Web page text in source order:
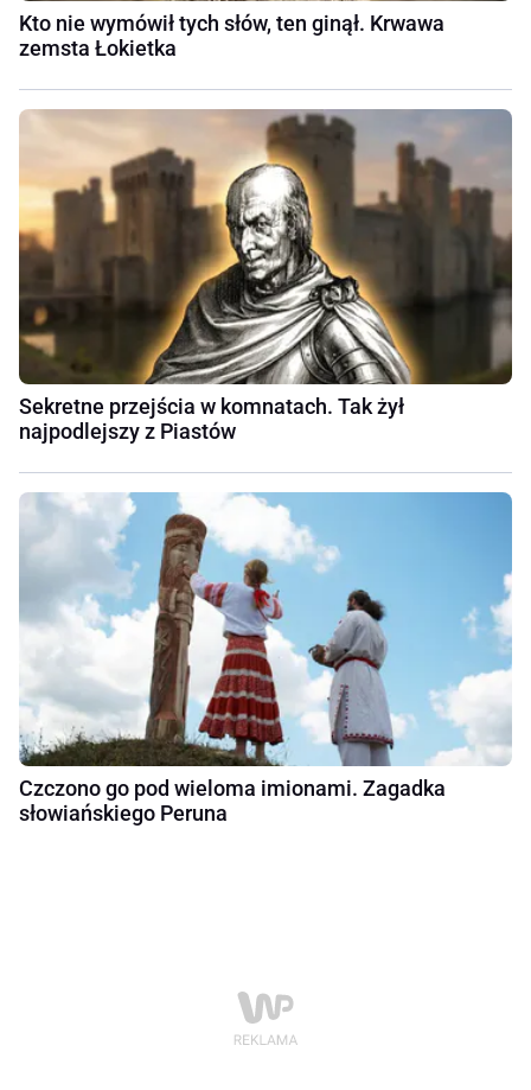
Kto nie wymówił tych słów, ten ginął. Krwawa
zemsta Łokietka
Sekretne przejścia w komnatach. Tak żył
najpodlejszy z Piastów
Czczono go pod wieloma imionami. Zagadka
słowiańskiego Peruna